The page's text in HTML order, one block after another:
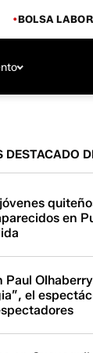
BOLSA
DESTACADO
en
Paul
el